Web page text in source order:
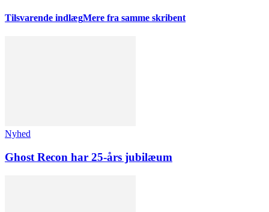
Tilsvarende indlægMere fra samme skribent
Nyhed
Ghost Recon har 25-års jubilæum